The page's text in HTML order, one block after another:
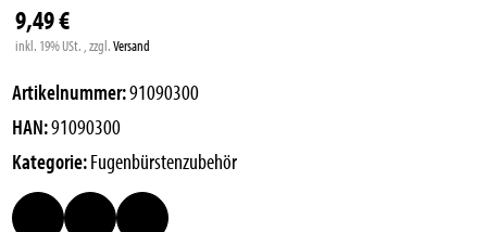
9,49 €
inkl. 19% USt. , zzgl.Versand
Artikelnummer:91090300
HAN:91090300
Kategorie:Fugenbürstenzubehör